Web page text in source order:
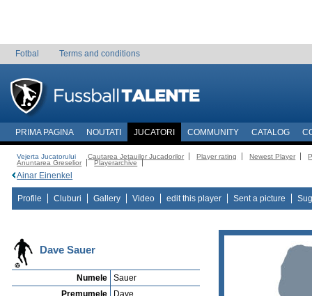
Fotbal Terms and conditions
PRIMA PAGINA NOUTATI JUCATORI COMMUNITY CATALOG
Vejerta Jucatorului Cautarea Jetauilor Jucadorilor Player rating Newest Player
Anuntarea Greselior
Playerarchive
Ainar Einenkel
Profile Cluburi Gallery Video edit this player Sent a picture
Dave Sauer
Numele
Sauer
Premumele
Dave